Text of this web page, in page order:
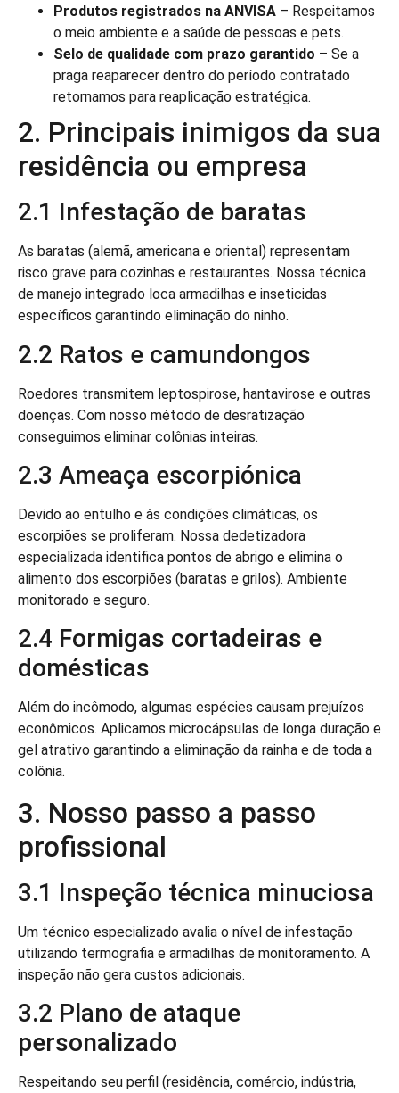
Produtos registrados na ANVISA – Respeitamos
o meio ambiente e a saúde de pessoas e pets.
Selo de qualidade com prazo garantido – Se a
praga reaparecer dentro do período contratado
retornamos para reaplicação estratégica.
2. Principais inimigos da sua
residência ou empresa
2.1 Infestação de baratas
As baratas (alemã, americana e oriental) representam
risco grave para cozinhas e restaurantes. Nossa técnica
de manejo integrado loca armadilhas e inseticidas
específicos garantindo eliminação do ninho.
2.2 Ratos e camundongos
Roedores transmitem leptospirose, hantavirose e outras
doenças. Com nosso método de desratização
conseguimos eliminar colônias inteiras.
2.3 Ameaça escorpiónica
Devido ao entulho e às condições climáticas, os
escorpiões se proliferam. Nossa dedetizadora
especializada identifica pontos de abrigo e elimina o
alimento dos escorpiões (baratas e grilos). Ambiente
monitorado e seguro.
2.4 Formigas cortadeiras e
domésticas
Além do incômodo, algumas espécies causam prejuízos
econômicos. Aplicamos microcápsulas de longa duração e
gel atrativo garantindo a eliminação da rainha e de toda a
colônia.
3. Nosso passo a passo
profissional
3.1 Inspeção técnica minuciosa
Um técnico especializado avalia o nível de infestação
utilizando termografia e armadilhas de monitoramento. A
inspeção não gera custos adicionais.
3.2 Plano de ataque
personalizado
Respeitando seu perfil (residência, comércio, indústria,